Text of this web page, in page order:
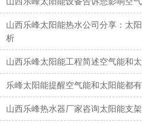
山西乐峰太阳能热水公司分享：太
析
山西乐峰太阳能工程简述空气能和
乐峰太阳能提醒空气能和太阳能都
山西乐峰热水器厂家咨询太阳能支